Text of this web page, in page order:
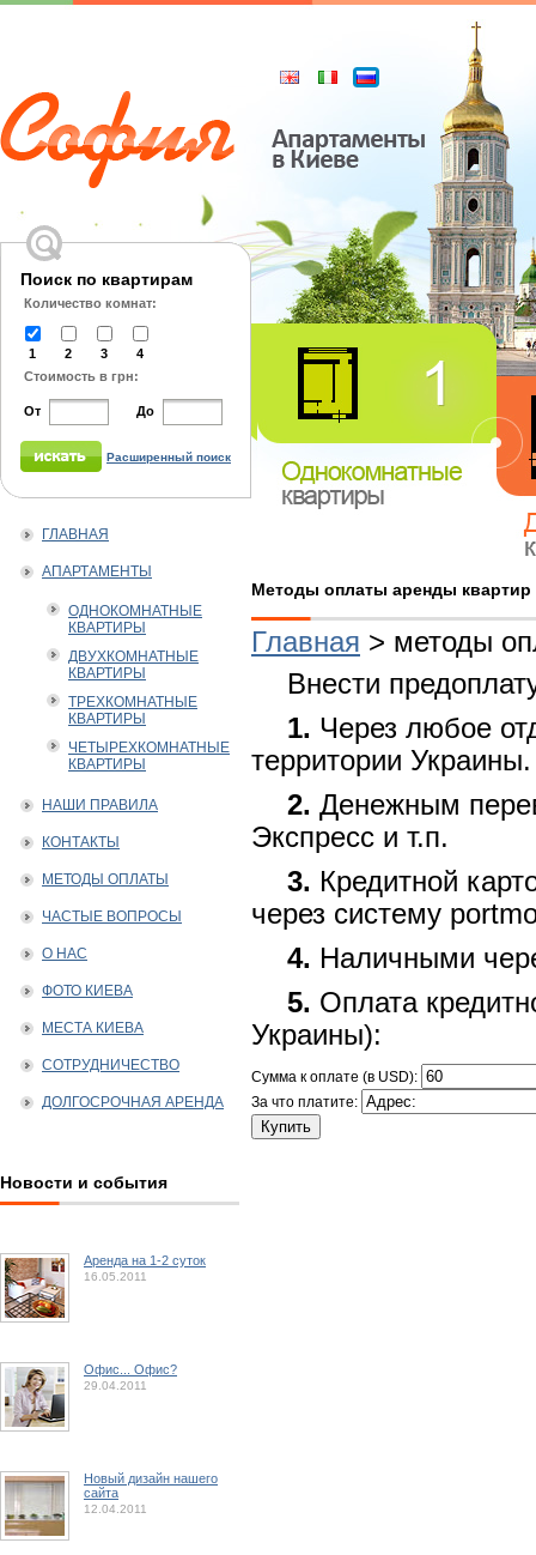
Поиск по квартирам
Количество комнат:
1 2 3
4
Стоимость в грн:
От До
Расширенный поиск
Методы оплаты аренды квартир
Главная > методы
Внести
1. Через любое
территории Украины.
2. Денежным
Экспресс и т.п.
3. Кредитной
через систему
4. Наличными
5. Оплата
Украины):
Сумма к оплате (в USD):
За что платите:
ГЛАВНАЯ
АПАРТАМЕНТЫ
ОДНОКОМНАТНЫЕ
КВАРТИРЫ
ДВУХКОМНАТНЫЕ
КВАРТИРЫ
ТРЕХКОМНАТНЫЕ
КВАРТИРЫ
ЧЕТЫРЕХКОМНАТНЫЕ
КВАРТИРЫ
НАШИ ПРАВИЛА
КОНТАКТЫ
МЕТОДЫ ОПЛАТЫ
ЧАСТЫЕ ВОПРОСЫ
О НАС
ФОТО КИЕВА
МЕСТА КИЕВА
СОТРУДНИЧЕСТВО
ДОЛГОСРОЧНАЯ АРЕНДА
Новости и события
Аренда на 1-2 суток
16.05.2011
Офис... Офис?
29.04.2011
Новый дизайн нашего
сайта
12.04.2011